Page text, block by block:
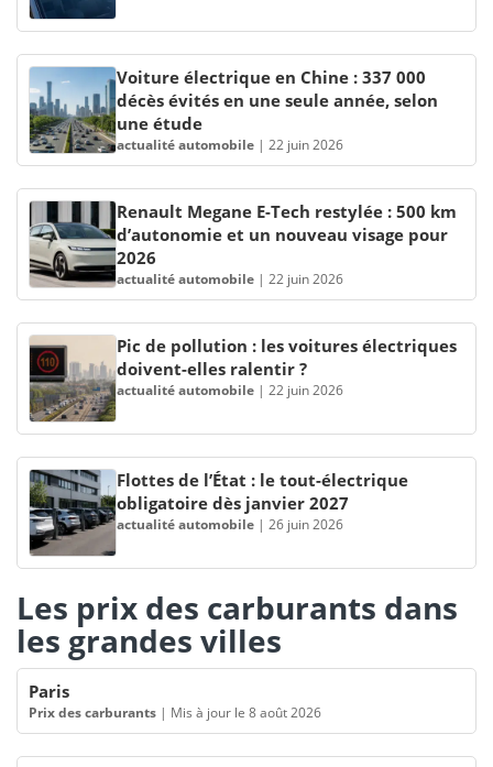
Voiture électrique en Chine : 337 000
décès évités en une seule année, selon
une étude
actualité automobile | 22 juin 2026
Renault Megane E-Tech restylée : 500 km
d’autonomie et un nouveau visage pour
2026
actualité automobile | 22 juin 2026
Pic de pollution : les voitures électriques
doivent-elles ralentir ?
actualité automobile | 22 juin 2026
Flottes de l’État : le tout-électrique
obligatoire dès janvier 2027
actualité automobile | 26 juin 2026
Les prix des carburants dans
les grandes villes
Paris
Prix des carburants | Mis à jour le 8 août 2026